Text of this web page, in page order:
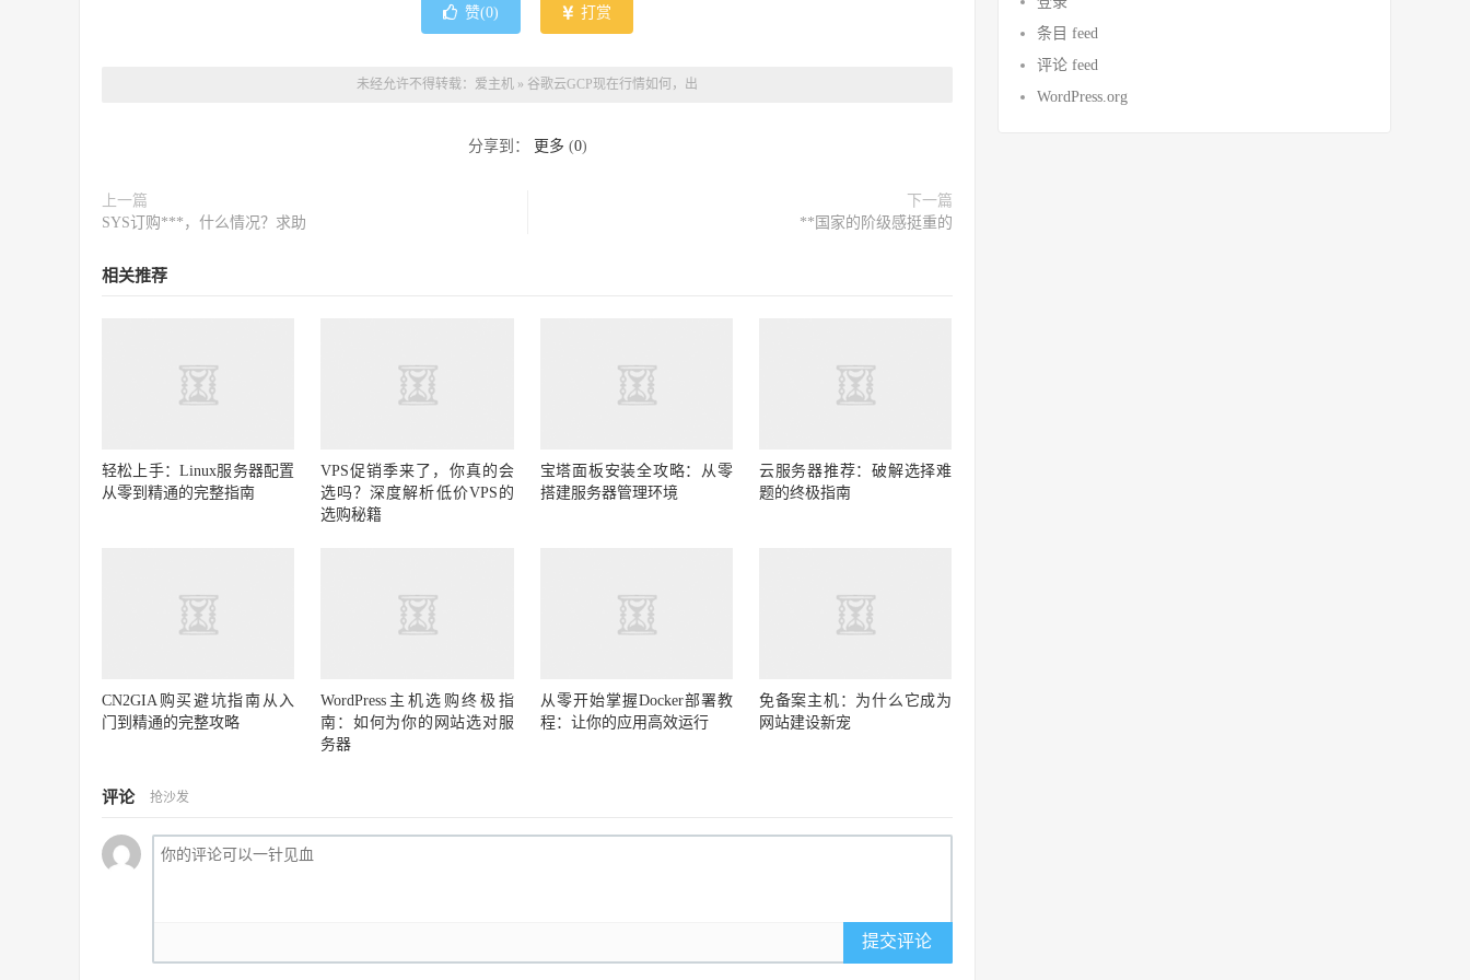
赞(0) 打赏
未经允许不得转载： 爱主机 » 谷歌云GCP现在行情如何，出
分享到： 更多 (0)
上一篇
SYS订购***，什么情况？求助
下一篇
**国家的阶级感挺重的
相关推荐
轻松上手：Linux服务器配置
从零到精通的完整指南
VPS促销季来了，你真的会
选吗？深度解析低价VPS的
选购秘籍
宝塔面板安装全攻略：从零
搭建服务器管理环境
云服务器推荐：破解选择难
题的终极指南
CN2GIA购买避坑指南从入
门到精通的完整攻略
WordPress主机选购终极指
南：如何为你的网站选对服
务器
从零开始掌握Docker部署教
程：让你的应用高效运行
免备案主机：为什么它成为
网站建设新宠
评论 抢沙发
提交评论
条目 feed
评论 feed
WordPress.org